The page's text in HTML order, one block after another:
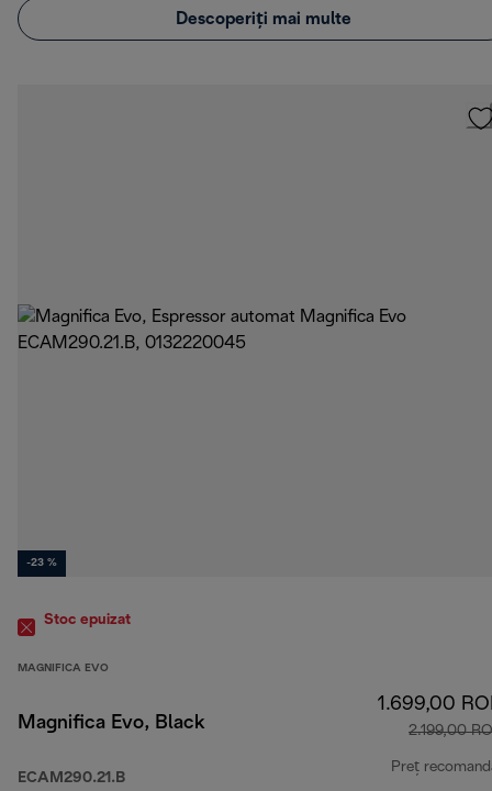
Descoperiți mai multe
-23 %
Stoc epuizat
MAGNIFICA EVO
Magnifica Evo, Black
ECAM290.21.B
1.699,00
2.199,00
Preț